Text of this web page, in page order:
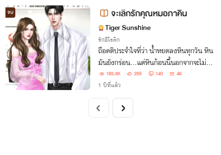
จบ จะเลิกรักคุณหมอภาคิน
Tiger Sunshine
รักอีโรติก
ถือคติประจำใจที่ว่า น้ำหยดลงหินทุกวัน หิน
มันยังกร่อน...แต่หินก้อนนี้นอกจากจะไม่กร่
อนแล้วยังบอกกับเธอว่า "ผมไม่มีวันชอบคุ
ณ"
183.3K 255 140 46
1 ปีที่แล้ว